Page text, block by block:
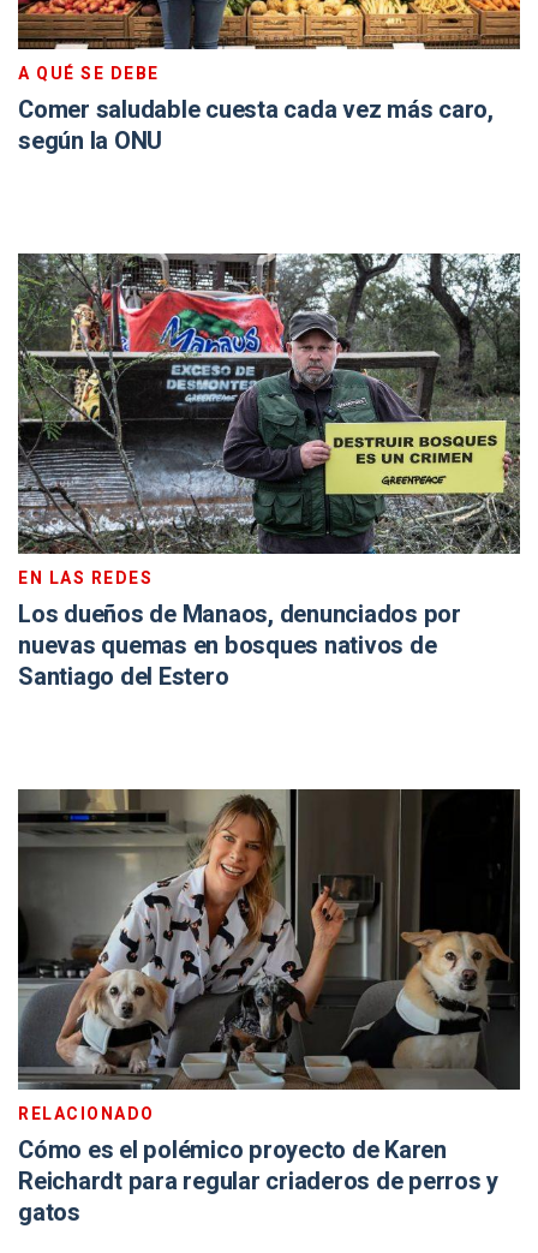
A QUÉ SE DEBE
Comer saludable cuesta cada vez más caro,
según la ONU
EN LAS REDES
Los dueños de Manaos, denunciados por
nuevas quemas en bosques nativos de
Santiago del Estero
RELACIONADO
Cómo es el polémico proyecto de Karen
Reichardt para regular criaderos de perros y
gatos